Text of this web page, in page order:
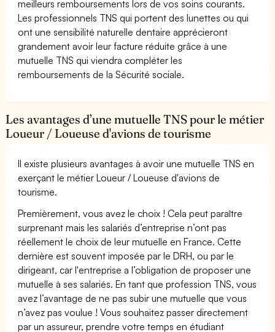
meilleurs remboursements lors de vos soins courants.
Les professionnels TNS qui portent des lunettes ou qui
ont une sensibilité naturelle dentaire apprécieront
grandement avoir leur facture réduite grâce à une
mutuelle TNS qui viendra compléter les
remboursements de la Sécurité sociale.
Les avantages d’une mutuelle TNS pour le métier
Loueur / Loueuse d'avions de tourisme
Il existe plusieurs avantages à avoir une mutuelle TNS en
exerçant le métier Loueur / Loueuse d'avions de
tourisme.
Premièrement, vous avez le choix ! Cela peut paraître
surprenant mais les salariés d’entreprise n’ont pas
réellement le choix de leur mutuelle en France. Cette
dernière est souvent imposée par le DRH, ou par le
dirigeant, car l'entreprise a l’obligation de proposer une
mutuelle à ses salariés. En tant que profession TNS, vous
avez l’avantage de ne pas subir une mutuelle que vous
n’avez pas voulue ! Vous souhaitez passer directement
par un assureur, prendre votre temps en étudiant